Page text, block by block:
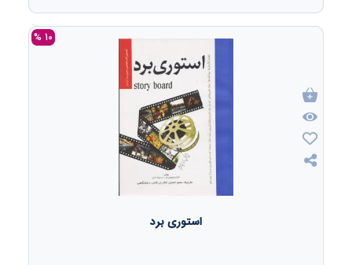
10 %
استوری برد